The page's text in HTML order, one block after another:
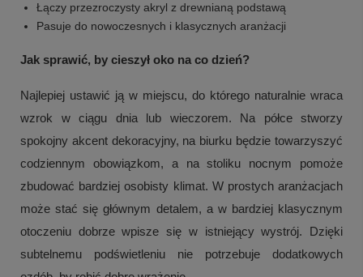
Łączy przezroczysty akryl z drewnianą podstawą
Pasuje do nowoczesnych i klasycznych aranżacji
Jak sprawić, by cieszył oko na co dzień?
Najlepiej ustawić ją w miejscu, do którego naturalnie wraca
wzrok w ciągu dnia lub wieczorem. Na półce stworzy
spokojny akcent dekoracyjny, na biurku będzie towarzyszyć
codziennym obowiązkom, a na stoliku nocnym pomoże
zbudować bardziej osobisty klimat. W prostych aranżacjach
może stać się głównym detalem, a w bardziej klasycznym
otoczeniu dobrze wpisze się w istniejący wystrój. Dzięki
subtelnemu podświetleniu nie potrzebuje dodatkowych